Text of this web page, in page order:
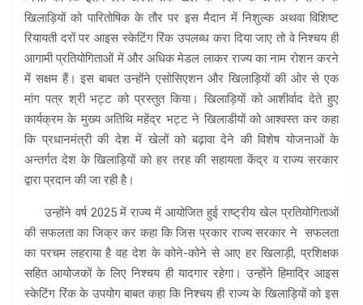
खिलाड़ियों को पारितोषिक के तौर पर इस मैदान में निशुल्क अथवा विशिष्ट
रियायती दरों पर आइस स्केटिंग रिंक उपलब्ध करा दिया जाए तो वे निश्चय ही
आगामी प्रतियोगिताओं में और अधिक मेडल लाकर राज्य का नाम रोशन करने
में सक्षम हैं। इस बाबत उन्होंने एसोसिएशन और खिलाड़ियों की ओर से एक
मांग पत्र श्री भट्ट को प्रस्तुत किया। खिलाड़ियों को आशीर्वाद देते हुए
कार्यक्रम के मुख्य अतिथि महेंद्र भट्ट ने खिलाडीयों को आश्वस्त कर कहा
कि प्रधानमंत्री की देश में खेलों को बढ़ावा देने की विशेष योजनाओं के
अन्तर्गत देश के खिलाड़ियों को हर तरह की सहायता केंद्र व राज्य सरकार
द्वारा प्रदान की जा रही है।
उन्होंने वर्ष 2025 में राज्य में आयोजित हुई राष्ट्रीय खेल प्रतियोगिताओं
की सफलता का जिक्र कर कहा कि जिस प्रकार राज्य सरकार ने सफलता
का परचम लहराया है वह देश के कोने-कोने से आए हर खिलाड़ी, प्रशिक्षक
सहित आयोजकों के लिए निश्चय ही यादगार रहेगा। उन्होंने हिमाद्रि आइस
स्केटिंग रिंक के उपयोग बाबत कहा कि निश्चय ही राज्य के खिलाड़ियों को इस